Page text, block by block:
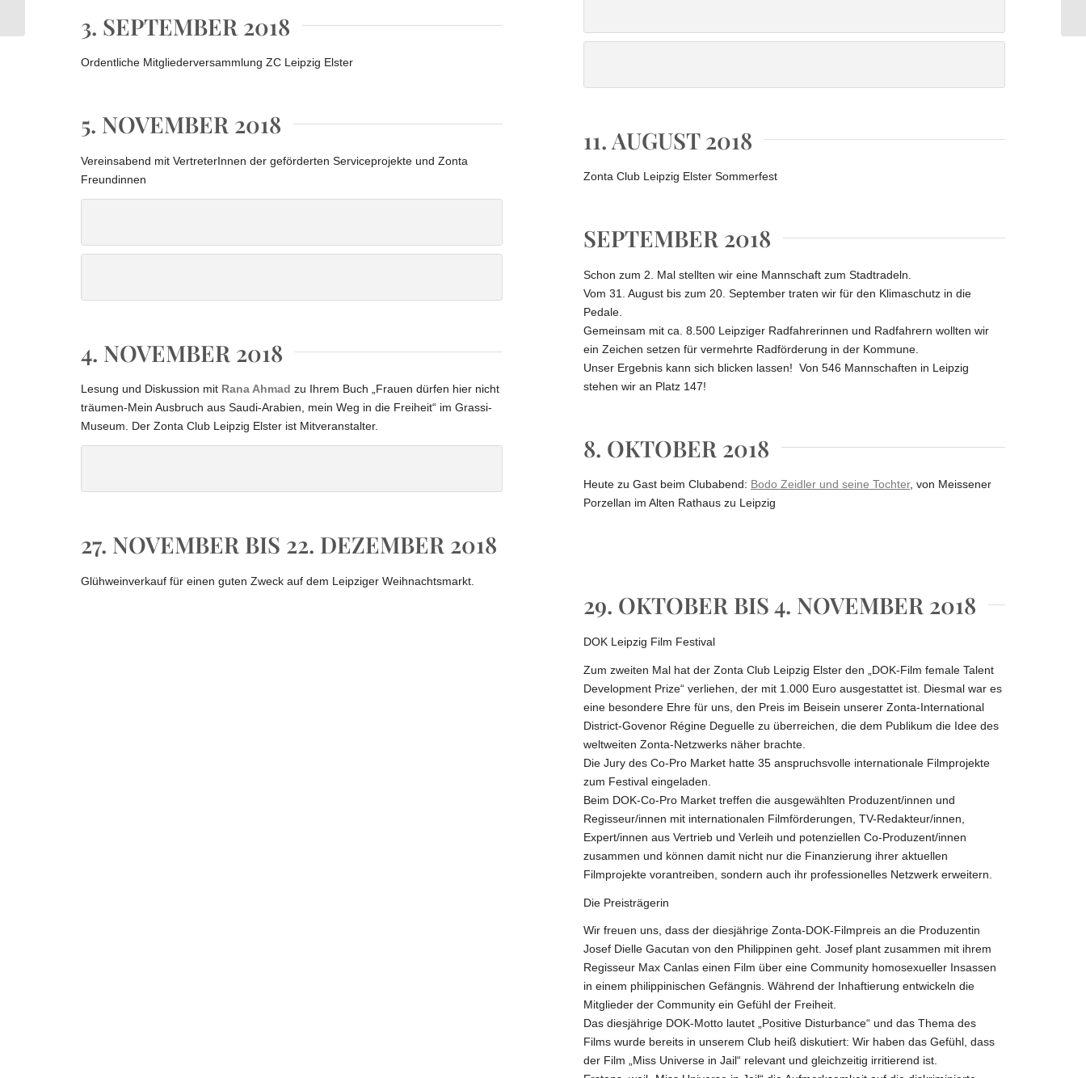
3. SEPTEMBER 2018
Ordentliche Mitgliederversammlung ZC Leipzig Elster
5. NOVEMBER 2018
Vereinsabend mit VertreterInnen der geförderten Serviceprojekte und Zonta
Freundinnen
4. NOVEMBER 2018
Lesung und Diskussion mit Rana Ahmad zu Ihrem Buch „Frauen dürfen hier nicht
träumen-Mein Ausbruch aus Saudi-Arabien, mein Weg in die Freiheit“ im Grassi-
Museum. Der Zonta Club Leipzig Elster ist Mitveranstalter.
27. NOVEMBER BIS 22. DEZEMBER 2018
Glühweinverkauf für einen guten Zweck auf dem Leipziger Weihnachtsmarkt.
11. AUGUST 2018
Zonta Club Leipzig Elster Sommerfest
SEPTEMBER 2018
Schon zum 2. Mal stellten wir eine Mannschaft zum Stadtradeln.
Vom 31. August bis zum 20. September traten wir für den Klimaschutz in die
Pedale.
Gemeinsam mit ca. 8.500 Leipziger Radfahrerinnen und Radfahrern wollten wir
ein Zeichen setzen für vermehrte Radförderung in der Kommune.
Unser Ergebnis kann sich blicken lassen! Von 546 Mannschaften in Leipzig
stehen wir an Platz 147!
8. OKTOBER 2018
Heute zu Gast beim Clubabend: Bodo Zeidler und seine Tochter, von Meissener
Porzellan im Alten Rathaus zu Leipzig
29. OKTOBER BIS 4. NOVEMBER 2018
DOK Leipzig Film Festival
Zum zweiten Mal hat der Zonta Club Leipzig Elster den „DOK-Film female Talent
Development Prize“ verliehen, der mit 1.000 Euro ausgestattet ist. Diesmal war es
eine besondere Ehre für uns, den Preis im Beisein unserer Zonta-International
District-Govenor Régine Deguelle zu überreichen, die dem Publikum die Idee des
weltweiten Zonta-Netzwerks näher brachte.
Die Jury des Co-Pro Market hatte 35 anspruchsvolle internationale Filmprojekte
zum Festival eingeladen.
Beim DOK-Co-Pro Market treffen die ausgewählten Produzent/innen und
Regisseur/innen mit internationalen Filmförderungen, TV-Redakteur/innen,
Expert/innen aus Vertrieb und Verleih und potenziellen Co-Produzent/innen
zusammen und können damit nicht nur die Finanzierung ihrer aktuellen
Filmprojekte vorantreiben, sondern auch ihr professionelles Netzwerk erweitern.
Die Preisträgerin
Wir freuen uns, dass der diesjährige Zonta-DOK-Filmpreis an die Produzentin
Josef Dielle Gacutan von den Philippinen geht. Josef plant zusammen mit ihrem
Regisseur Max Canlas einen Film über eine Community homosexueller Insassen
in einem philippinischen Gefängnis. Während der Inhaftierung entwickeln die
Mitglieder der Community ein Gefühl der Freiheit.
Das diesjährige DOK-Motto lautet „Positive Disturbance“ und das Thema des
Films wurde bereits in unserem Club heiß diskutiert: Wir haben das Gefühl, dass
der Film „Miss Universe in Jail“ relevant und gleichzeitig irritierend ist.